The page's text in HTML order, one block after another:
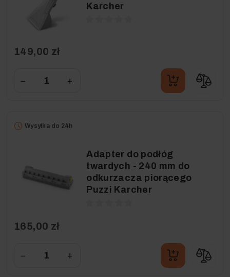
Karcher
149,00 zł
− +
Wysyłka do 24h
Adapter do podłóg
twardych - 240 mm do
odkurzacza piorącego
Puzzi Karcher
165,00 zł
− +